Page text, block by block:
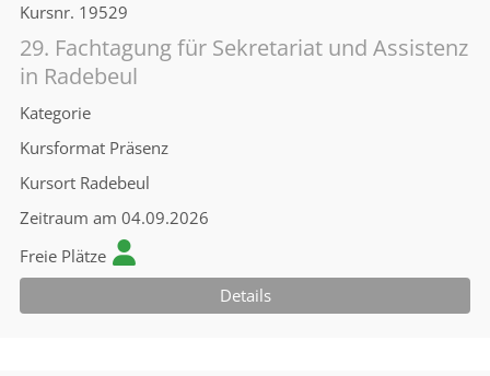
Kursnr. 19529
29. Fachtagung für Sekretariat und Assistenz
in Radebeul
Kategorie
Kursformat Präsenz
Kursort Radebeul
Zeitraum am 04.09.2026
Freie Plätze
Details